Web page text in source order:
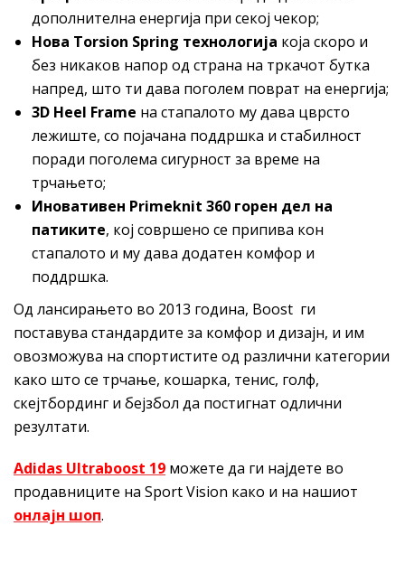
дополнителна енергија при секој чекор;
Нова Torsion Spring технологија која скоро и
без никаков напор од страна на тркачот бутка
напред, што ти дава поголем поврат на енергија;
3D Heel Frame на стапалото му дава цврсто
лежиште, со појачана поддршка и стабилност
поради поголема сигурност за време на
трчањето;
Иновативeн Primeknit 360 горен дел на
патиките, кој совршено се припива кон
стапалото и му дава додатен комфор и
поддршка.
Од лансирањето во 2013 година, Boost ги
поставува стандардите за комфор и дизајн, и им
овозможува на спортистите од различни категории
како што се трчање, кошарка, тенис, голф,
скејтбординг и бејзбол да постигнат одлични
резултати.
Аdidas Ultraboost 19 можете да ги најдете во
продавниците на Sport Vision како и на нашиот
онлајн шоп.